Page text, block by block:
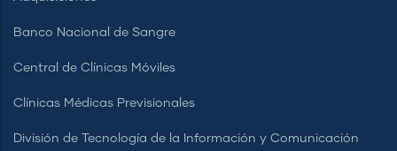
Banco Nacional de Sangre
Central de Clínicas Móviles
Clínicas Médicas Previsionales
División de Tecnología de la Información y Comunicación